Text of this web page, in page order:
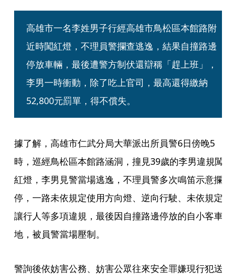
高雄市一名李姓男子行經高雄市鳥松區本館路附
近時闖紅燈，不理員警攔查逃逸，結果自撞路邊
停放車輛，最後遭警方制伏還辯稱「趕上班」，
李男一時衝動，除了吃上官司，最高還得繳納
52,800元罰單，得不償失。
據了解，高雄市仁武分局大華派出所員警6日傍晚5
時，巡經鳥松區本館路涵洞，撞見39歲的李男違規闖
紅燈，李男見警當場逃逸，不理員警多次鳴笛示意攔
停，一路未依規定使用方向燈、逆向行駛、未依規定
讓行人等多項違規，最後因自撞路邊停放的自小客車
地，被員警當場壓制。
警詢後依妨害公務、妨害公眾往來安全罪嫌現行犯送